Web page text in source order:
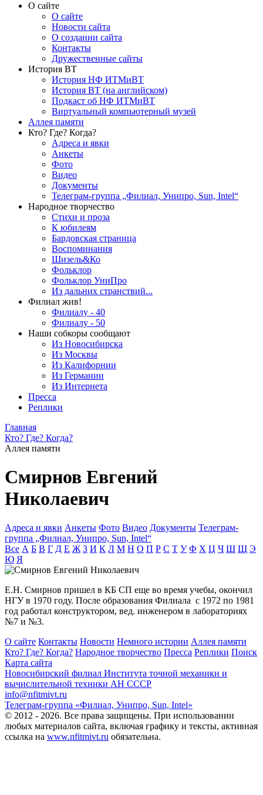
О сайте
О сайте
Новости сайта
О создании сайта
Контакты
Дружественные сайты
История ВТ
История НФ ИТМиВТ
История ВТ (на английском)
Подкаст об НФ ИТМиВТ
Виртуальный компьютерный музей
Аллея памяти
Кто? Где? Когда?
Адреса и явки
Анкеты
Фото
Видео
Документы
Телеграм-группа „Филиал, Унипро, Sun, Intel“
Народное творчество
Стихи и проза
К юбилеям
Бардовская страница
Воспоминания
Шизель&Ко
Фольклор
Фольклор УниПро
Из дальних странствий...
Филиал жив!
Филиалу - 40
Филиалу - 50
Наши собкоры сообщают
Из Новосибирска
Из Москвы
Из Калифорнии
Из Германии
Из Интернета
Пресса
Реплики
Главная
Кто? Где? Когда?
Аллея памяти
Смирнов Евгений
Николаевич
Адреса и явки Анкеты Фото Видео Документы Телеграм-
группа „Филиал, Унипро, Sun, Intel“
Все А Б В Г Д Е Ж З И К Л М Н О П Р С Т У Ф Х Ц Ч Ш Щ Э
Ю Я
Е.Н. Смирнов пришел в КБ СП еще во время учебы, окончил
НГУ в 1970 году. После образования Филиала с 1972 по 1981
год работал конструктором, вед. инженером в лабораториях
№7 и №3.
О сайте Контакты Новости Немного истории Аллея памяти
Кто? Где? Когда? Народное творчество Пресса Реплики Поиск
Карта сайта
Новосибирский филиал Института точной механики и
вычислительной техники АН СССР
info@nfitmivt.ru
Телеграм-группа «Филиал, Унипро, Sun, Intel»
© 2012 - 2026. Все права защищены. При использовании
любых материалов сайта, включая графику и тексты, активная
ссылка на www.nfitmivt.ru обязательна.